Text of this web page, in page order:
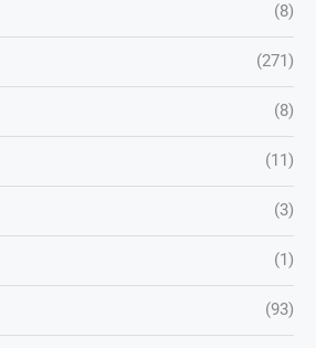
(8)
(271)
(8)
(11)
(3)
(1)
(93)